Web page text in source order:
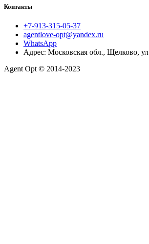
Контакты
+7-913-315-05-37
agentlove-opt@yandex.ru
WhatsApp
Адрес: Московская обл., Щелково,
Agent Opt © 2014-2023